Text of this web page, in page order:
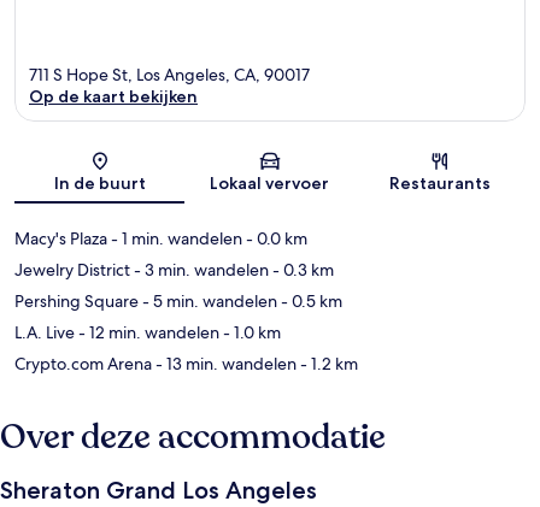
Kaart
711 S Hope St, Los Angeles, CA, 90017
Op de kaart bekijken
In de buurt Lokaal vervoer Restaurants
Macy's Plaza- 1 min. wandelen- 0.0 km
Jewelry District- 3 min. wandelen- 0.3 km
Pershing Square- 5 min. wandelen- 0.5 km
L.A. Live- 12 min. wandelen- 1.0 km
Crypto.com Arena- 13 min. wandelen- 1.2 km
Over deze accommodatie
Sheraton Grand Los Angeles